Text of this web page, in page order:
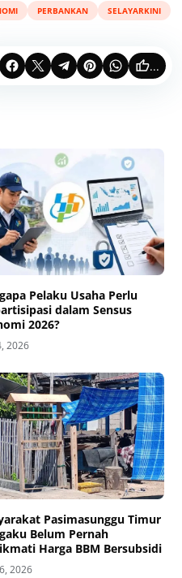
PERBANKAN SELAYARKINI
...
Pelaku Usaha Perlu
dalam Sensus
2026?
2026
Pasimasunggu Timur
Belum Pernah
Harga BBM Bersubsidi
2026